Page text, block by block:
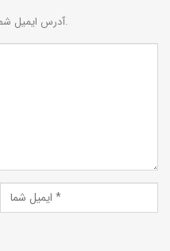
آدرس ایمیل شما منتشر نخواهد شد.